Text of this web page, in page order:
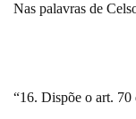
Nas palavras de
“16. Dispõe o art. 70